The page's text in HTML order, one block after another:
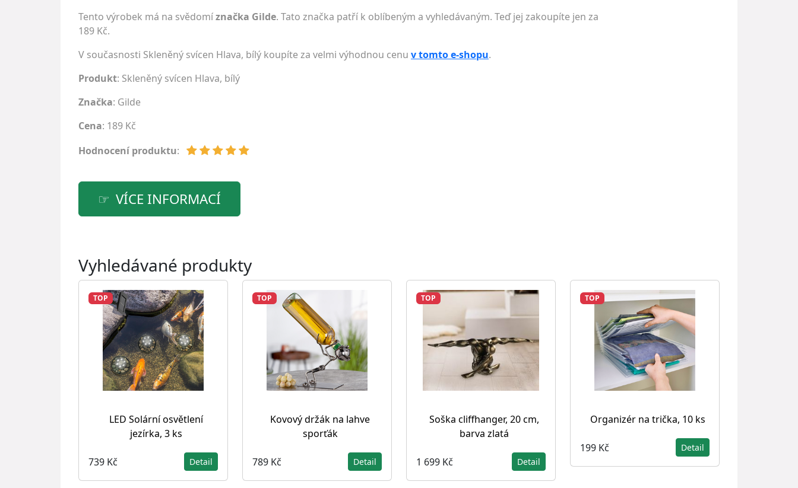
Tento výrobek má na svědomíznačka Gilde. Tato značka patří k oblíbeným a vyhledávaným. Teď jej zakoupíte jen za
189 Kč.
V současnosti Skleněný svícen Hlava, bílý koupíte za velmi výhodnou cenu v tomto e-shopu.
Produkt: Skleněný svícen Hlava, bílý
Značka: Gilde
Cena: 189 Kč
Hodnocení produktu:
VÍCE INFORMACÍ
Vyhledávané produkty
TOP
LED Solární osvětlení
jezírka, 3 ks
739 Kč Detail
TOP
Kovový držák na lahve
sporťák
789 Kč Detail
TOP
Soška cliffhanger, 20 cm,
barva zlatá
1 699 Kč Detail
TOP
Organizér na trička, 10 ks
199 Kč Detail